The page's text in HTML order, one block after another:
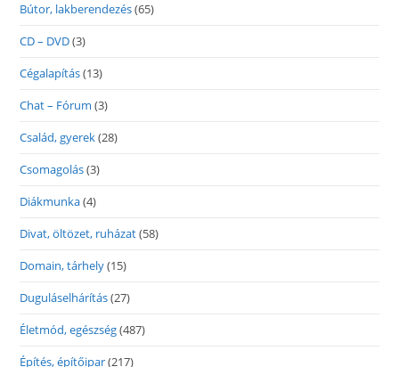
Bútor, lakberendezés(65)
CD – DVD(3)
Cégalapítás(13)
Chat – Fórum (3)
Család, gyerek(28)
Csomagolás(3)
Diákmunka(4)
Divat, öltözet, ruházat(58)
Domain, tárhely(15)
Duguláselhárítás(27)
Életmód, egészség(487)
Építés, építőipar(217)